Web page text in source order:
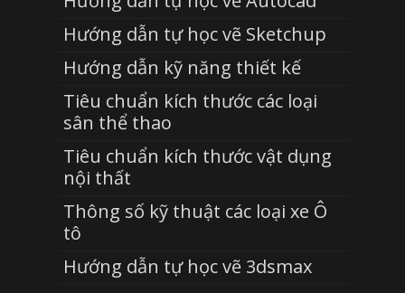
Hướng dẫn tự học vẽ Sketchup
Hướng dẫn kỹ năng thiết kế
Tiêu chuẩn kích thước các loại
sân thể thao
Tiêu chuẩn kích thước vật dụng
nội thất
Thông số kỹ thuật các loại xe Ô
tô
Hướng dẫn tự học vẽ 3dsmax